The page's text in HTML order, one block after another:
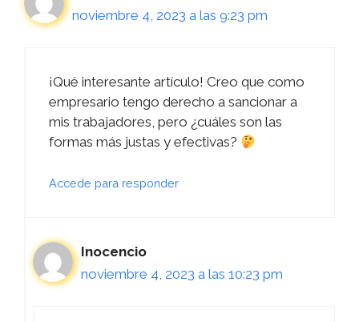
noviembre 4, 2023 a las 9:23 pm
¡Qué interesante artículo! Creo que como
empresario tengo derecho a sancionar a
mis trabajadores, pero ¿cuáles son las
formas más justas y efectivas?
Accede para responder
Inocencio
noviembre 4, 2023 a las 10:23 pm